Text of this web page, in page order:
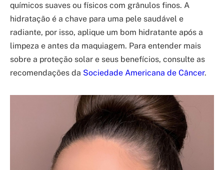
químicos suaves ou físicos com grânulos finos. A
hidratação é a chave para uma pele saudável e
radiante, por isso, aplique um bom hidratante após a
limpeza e antes da maquiagem. Para entender mais
sobre a proteção solar e seus benefícios, consulte as
recomendações da Sociedade Americana de Câncer.